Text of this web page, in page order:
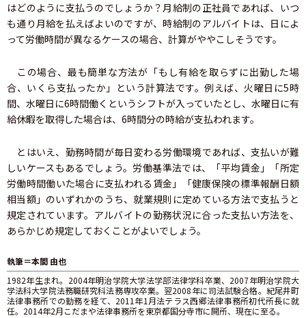
はどのように支払うのでしょうか？月給制の正社員であれば、いつ
も通り月給を払えばよいのですが、時給制のアルバイトは、日によ
って労働時間が異なるケースの場合、計算がややこしそうです。
この場合、最も簡単な方法が「もし有給を取らずに出勤した場
合、いくら支払ったか」という計算法です。例えば、火曜日に5時
間、水曜日に6時間働くというシフトが入っていたとし、水曜日に有
給休暇を取得した場合は、6時間分の時給が支払われます。
とはいえ、勤務時間が毎日変わる労働環境であれば、支払いが難
しいケースもあるでしょう。労働基準法では、「平均賃金」「所定
労働時間働いた場合に支払われる賃金」「健康保険の標準報酬日額
相当額」のいずれかのうち、就業規則に定めている方法で支払うと
規定されています。アルバイトの勤務状況に合った支払い方法を、
あらかじめ規定しておくことがよいでしょう。
執筆＝本間 由也
1982年生まれ。2004年明治学院大学法学部法律学科卒業、2007年明治学院大
学法科大学院法務職研究科法務専攻卒業。翌2008年に司法試験合格。紀尾井町
法律事務所での勤務を経て、2011年1月法テラス西郷法律事務所初代所長に就
任。2014年2月こだまや法律事務所を東京都国分寺市に開所、現在に至る。